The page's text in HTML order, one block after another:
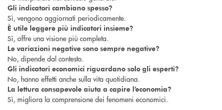
Gli indicatori cambiano spesso?
Sì, vengono aggiornati periodicamente.
È utile leggere più indicatori insieme?
Sì, offre una visione più completa.
Le variazioni negative sono sempre negative?
No, dipende dal contesto.
Gli indicatori economici riguardano solo gli esperti?
No, hanno effetti anche sulla vita quotidiana.
La lettura consapevole aiuta a capire l’economia?
Sì, migliora la comprensione dei fenomeni economici.